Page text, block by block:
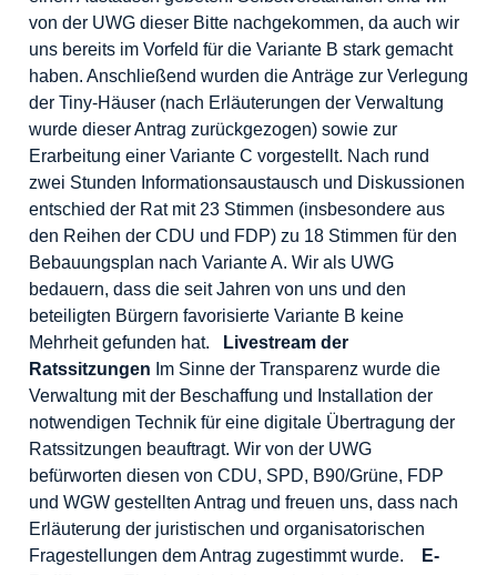
von der UWG dieser Bitte nachgekommen, da auch wir
uns bereits im Vorfeld für die Variante B stark gemacht
haben. Anschließend wurden die Anträge zur Verlegung
der Tiny-Häuser (nach Erläuterungen der Verwaltung
wurde dieser Antrag zurückgezogen) sowie zur
Erarbeitung einer Variante C vorgestellt. Nach rund
zwei Stunden Informationsaustausch und Diskussionen
entschied der Rat mit 23 Stimmen (insbesondere aus
den Reihen der CDU und FDP) zu 18 Stimmen für den
Bebauungsplan nach Variante A. Wir als UWG
bedauern, dass die seit Jahren von uns und den
beteiligten Bürgern favorisierte Variante B keine
Mehrheit gefunden hat.
Livestream der
Ratssitzungen Im Sinne der Transparenz wurde die
Verwaltung mit der Beschaffung und Installation der
notwendigen Technik für eine digitale Übertragung der
Ratssitzungen beauftragt. Wir von der UWG
befürworten diesen von CDU, SPD, B90/Grüne, FDP
und WGW gestellten Antrag und freuen uns, dass nach
Erläuterung der juristischen und organisatorischen
Fragestellungen dem Antrag zugestimmt wurde.
E-